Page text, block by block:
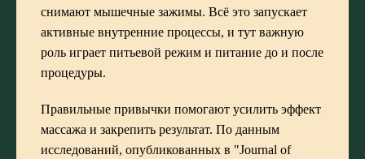
снимают мышечные зажимы. Всё это запускает
активные внутренние процессы, и тут важную
роль играет питьевой режим и питание до и после
процедуры.
Правильные привычки помогают усилить эффект
массажа и закрепить результат. По данным
исследований, опубликованных в "Journal of